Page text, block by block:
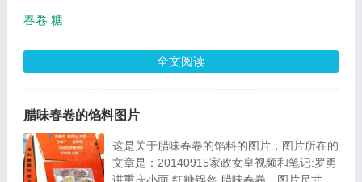
春卷 糖
全文阅读
腊味春卷的馅料图片
这是关于腊味春卷的馅料的图片，图片所在的
文章是：20140915家政女皇视频和笔记:罗勇